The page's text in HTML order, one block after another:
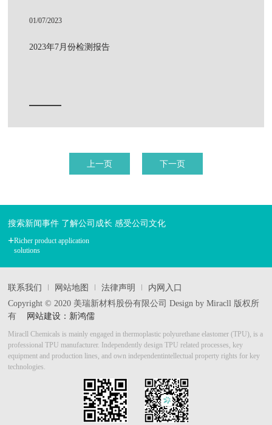
01/07/2023
2023年7月份检测报告
上一页 下一页
搜索新闻事件 了解公司成长 感受公司文化
+Richer product application
solutions
联系我们 网站地图 法律声明
内网入口
Copyright © 2020 美瑞新材料股份有限公司 Design by Miracll 版权所
有
网站建设：新鸿儒
Miracll Chemicals is mainly engaged in thermoplastic polyurethane elastomer (TPU), is a
professional TPU manufacturer. Independently design TPU related processes, key
equipment and production lines, and own independentintellectual property rights for key
technologies.